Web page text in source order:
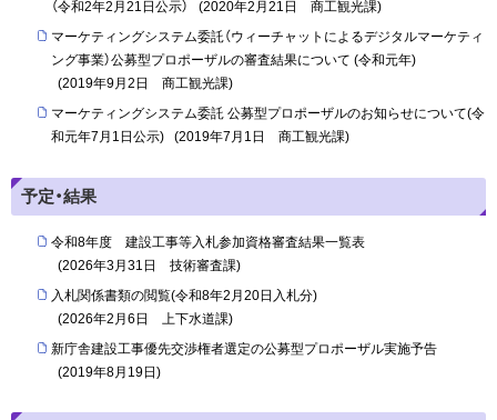
（令和2年2月21日公示） (2020年2月21日 商工観光課)
マーケティングシステム委託（ウィーチャットによるデジタルマーケティ
ング事業）公募型プロポーザルの審査結果について (令和元年)
(2019年9月2日 商工観光課)
マーケティングシステム委託 公募型プロポーザルのお知らせについて(令
和元年7月1日公示)
(2019年7月1日 商工観光課)
予定・結果
令和8年度 建設工事等入札参加資格審査結果一覧表
(2026年3月31日 技術審査課)
入札関係書類の閲覧(令和8年2月20日入札分)
(2026年2月6日 上下水道課)
新庁舎建設工事優先交渉権者選定の公募型プロポーザル実施予告
(2019年8月19日)